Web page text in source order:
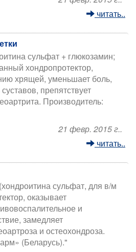
читать..
сульфат + глюкозамин;
хондропротектор,
хрящей, уменьшает боль,
препятствует
Производитель:
21 февр. 2015 г..
читать..
сульфат, для в/м
оказывает
и
замедляет
и остеохондроза.
(Беларусь)."